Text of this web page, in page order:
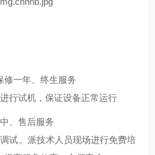
修一年、终生服务
行试机，保证设备正常运行
、售后服务
试。派技术人员现场进行免费培